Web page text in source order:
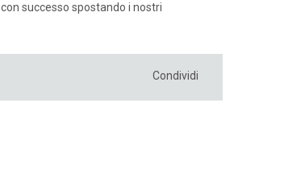
successo spostando i nostri
Condividi